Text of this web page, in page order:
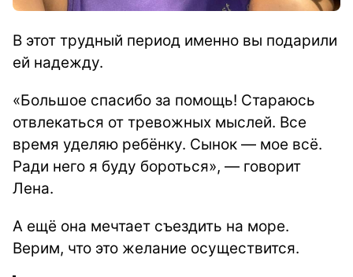
В этот трудный период именно вы подарили
ей надежду.
«Большое спасибо за помощь! Стараюсь
отвлекаться от тревожных мыслей. Все
время уделяю ребёнку. Сынок — мое всё.
Ради него я буду бороться», — говорит
Лена.
А ещё она мечтает съездить на море.
Верим, что это желание осуществится.